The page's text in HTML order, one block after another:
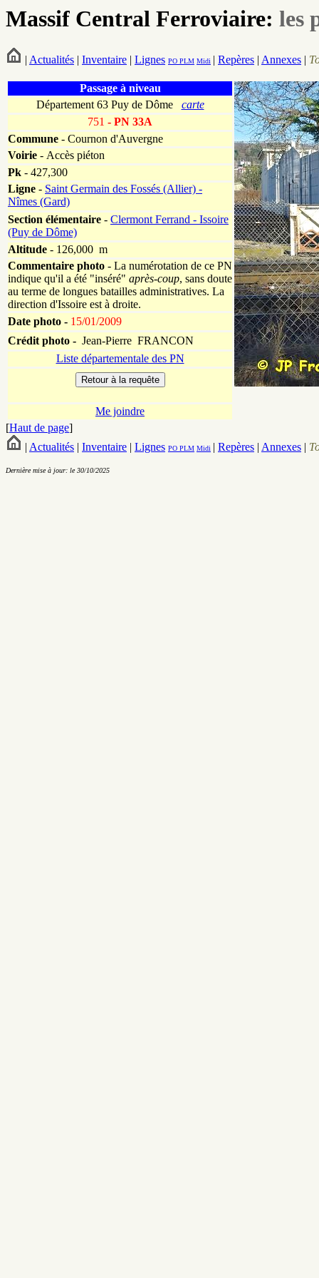
Massif Central Ferroviaire: les
| Actualités | Inventaire | Lignes PO PLM Midi | Repères | Annexes |
Passage à niveau
Département 63 Puy de Dôme carte
751 - PN 33A
Commune - Cournon d'Auvergne
Voirie - Accès piéton
Pk - 427,300
Ligne - Saint Germain des Fossés (Allier) -
Nîmes (Gard)
Section élémentaire - Clermont Ferrand - Issoire
(Puy de Dôme)
Altitude - 126,000 m
Commentaire photo - La numérotation de ce PN
indique qu'il a été "inséré" après-coup, sans doute
au terme de longues batailles administratives. La
direction d'Issoire est à droite.
Date photo - 15/01/2009
Crédit photo - Jean-Pierre FRANCON
Liste départementale des PN
Me joindre
[Haut de page]
| Actualités | Inventaire | Lignes PO PLM Midi | Repères | Annexes |
Dernière mise à jour: le 30/10/2025